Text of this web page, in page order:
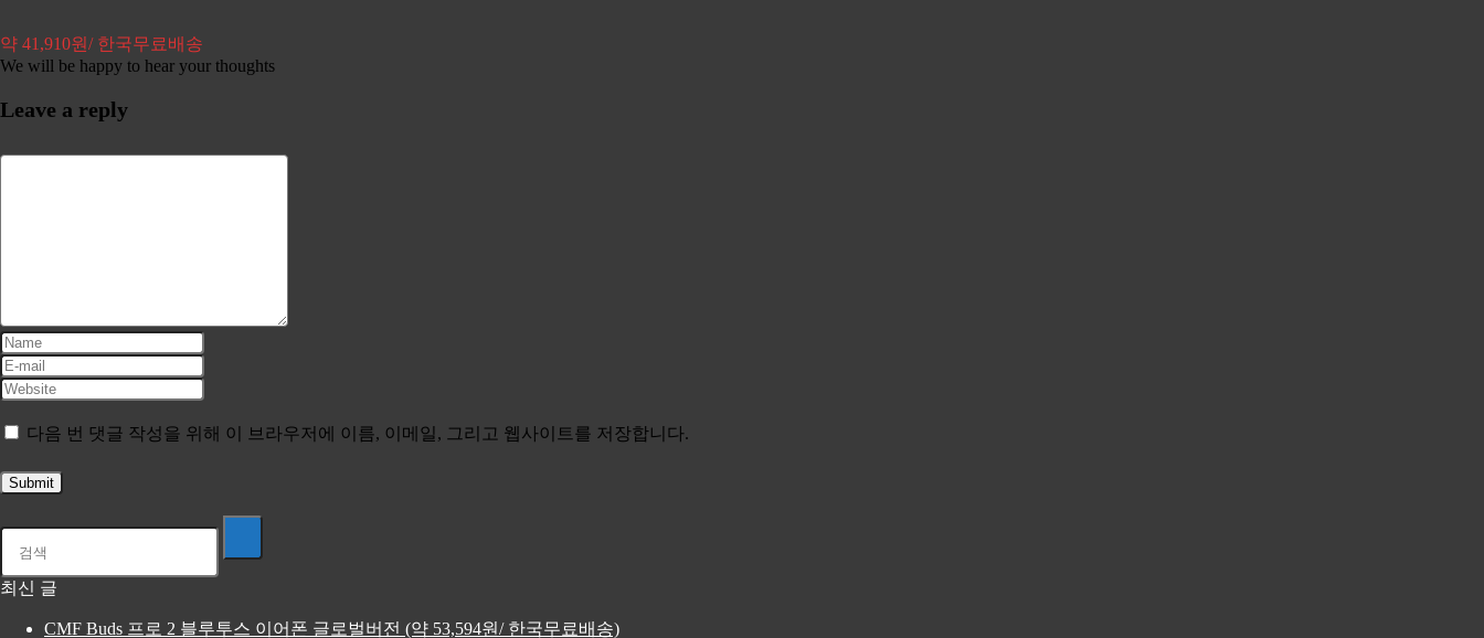
약 41,910원/ 한국무료배송
We will be happy to hear your thoughts
Leave a reply
다음 번 댓글 작성을 위해 이 브라우저에 이름, 이메일, 그리고 웹사이트를 저장합니다.
최신 글
CMF Buds 프로 2 블루투스 이어폰 글로벌버전 (약 53,594원/ 한국무료배송)